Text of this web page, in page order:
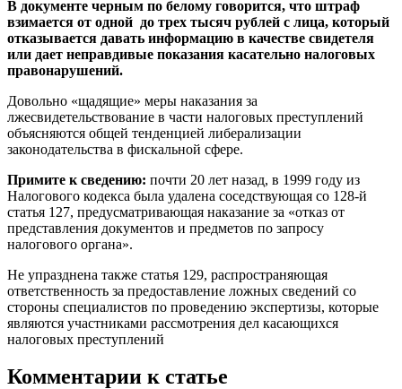
В документе черным по белому говорится, что штраф
взимается от одной до трех тысяч рублей с лица, который
отказывается давать информацию в качестве свидетеля
или дает неправдивые показания касательно налоговых
правонарушений.
Довольно «щадящие» меры наказания за
лжесвидетельствование в части налоговых преступлений
объясняются общей тенденцией либерализации
законодательства в фискальной сфере.
Примите к сведению: почти 20 лет назад, в 1999 году из
Налогового кодекса была удалена соседствующая со 128-й
статья 127, предусматривающая наказание за «отказ от
представления документов и предметов по запросу
налогового органа».
Не упразднена также статья 129, распространяющая
ответственность за предоставление ложных сведений со
стороны специалистов по проведению экспертизы, которые
являются участниками рассмотрения дел касающихся
налоговых преступлений
Комментарии к статье